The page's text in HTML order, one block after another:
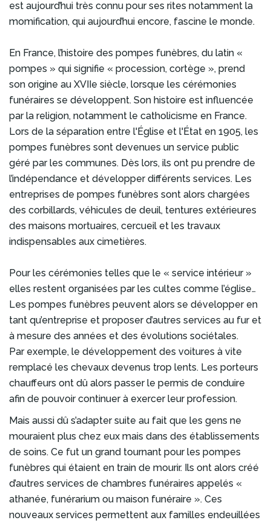
est aujourd’hui très connu pour ses rites notamment la
momification, qui aujourd’hui encore, fascine le monde.
En France, l’histoire des pompes funèbres, du latin «
pompes » qui signifie « procession, cortège », prend
son origine au XVIIe siècle, lorsque les cérémonies
funéraires se développent. Son histoire est influencée
par la religion, notamment le catholicisme en France.
Lors de la séparation entre l'Église et l'État en 1905, les
pompes funèbres sont devenues un service public
géré par les communes. Dès lors, ils ont pu prendre de
l’indépendance et développer différents services. Les
entreprises de pompes funèbres sont alors chargées
des corbillards, véhicules de deuil, tentures extérieures
des maisons mortuaires, cercueil et les travaux
indispensables aux cimetières.
Pour les cérémonies telles que le « service intérieur »
elles restent organisées par les cultes comme l’église…
Les pompes funèbres peuvent alors se développer en
tant qu’entreprise et proposer d’autres services au fur et
à mesure des années et des évolutions sociétales.
Par exemple, le développement des voitures à vite
remplacé les chevaux devenus trop lents. Les porteurs
chauffeurs ont dû alors passer le permis de conduire
afin de pouvoir continuer à exercer leur profession.
Mais aussi dû s’adapter suite au fait que les gens ne
mouraient plus chez eux mais dans des établissements
de soins. Ce fut un grand tournant pour les pompes
funèbres qui étaient en train de mourir. Ils ont alors créé
d’autres services de chambres funéraires appelés «
athanée, funérarium ou maison funéraire ». Ces
nouveaux services permettent aux familles endeuillées